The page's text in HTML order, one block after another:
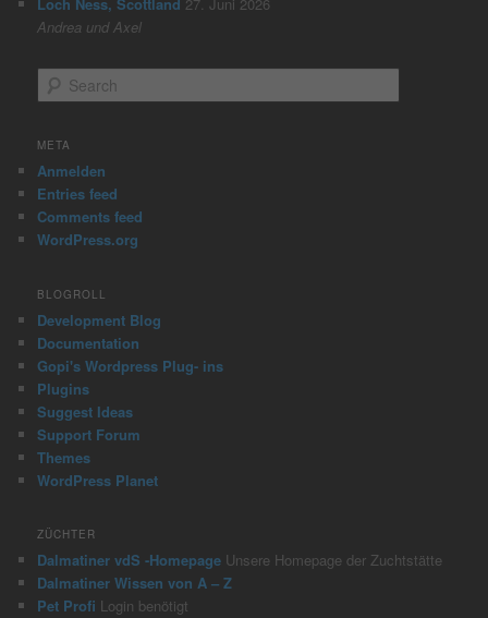
Loch Ness, Scottland 27. Juni 2026
Andrea und Axel
e
r
h
META
Anmelden
Entries feed
Comments feed
WordPress.org
BLOGROLL
Development Blog
Documentation
Gopi's Wordpress Plug- ins
Plugins
Suggest Ideas
Support Forum
Themes
WordPress Planet
ZÜCHTER
Dalmatiner vdS -Homepage Unsere Homepage der Zuchtstätte
Dalmatiner Wissen von A – Z
Pet Profi Login benötigt